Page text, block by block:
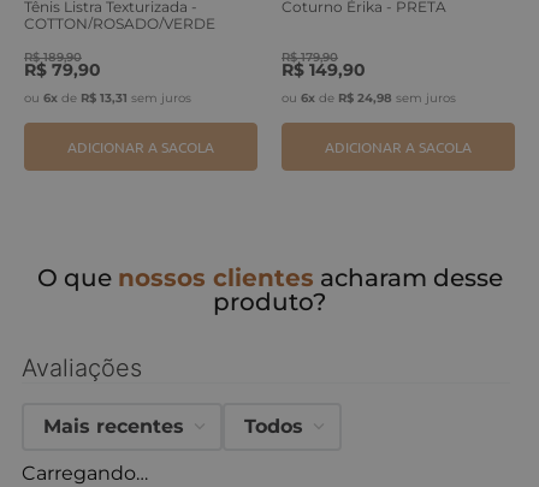
Tênis Listra Texturizada -
COTTON/ROSADO/VERDE
R$ 189,90
R$ 79,90
ou 6x de R$ 13,31 sem juros
ADICIONAR A SACOLA
Coturno Érika - PRETA
R$ 179,90
R$ 149,90
ou 6x de R$ 24,98 sem juros
ADICIONAR A SACOLA
O que nossos clientes acharam desse
produto?
Avaliações
Carregando…
Mais recentes Todos